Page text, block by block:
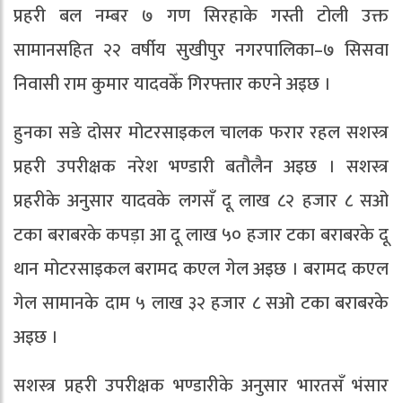
प्रहरी बल नम्बर ७ गण सिरहाके गस्ती टोली उक्त
सामानसहित २२ वर्षीय सुखीपुर नगरपालिका–७ सिसवा
निवासी राम कुमार यादवकेँ गिरफ्तार कएने अइछ ।
हुनका सङे दोसर मोटरसाइकल चालक फरार रहल सशस्त्र
प्रहरी उपरीक्षक नरेश भण्डारी बतौलैन अइछ । सशस्त्र
प्रहरीके अनुसार यादवके लगसँ दू लाख ८२ हजार ८ सओ
टका बराबरके कपड़ा आ दू लाख ५० हजार टका बराबरके दू
थान मोटरसाइकल बरामद कएल गेल अइछ । बरामद कएल
गेल सामानके दाम ५ लाख ३२ हजार ८ सओ टका बराबरके
अइछ ।
सशस्त्र प्रहरी उपरीक्षक भण्डारीके अनुसार भारतसँ भंसार